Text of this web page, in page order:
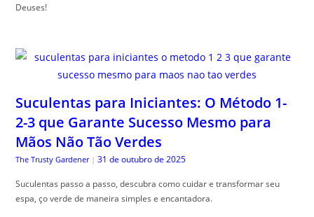
Deuses!
Suculentas para Iniciantes: O Método 1-
2-3 que Garante Sucesso Mesmo para
Mãos Não Tão Verdes
The Trusty Gardener | 31 de outubro de 2025
Suculentas passo a passo, descubra como cuidar e transformar seu
espa, ço verde de maneira simples e encantadora.